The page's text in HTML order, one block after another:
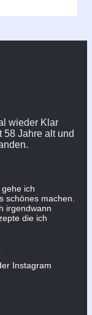
wieder Klar
58 Jahre alt und
ich
schönes machen.
irgendwann
die ich
Instagram